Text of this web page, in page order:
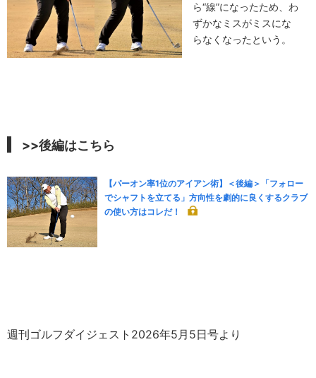
ら“線”になったため、わ
ずかなミスがミスにな
らなくなったという。
>>後編はこちら
【パーオン率1位のアイアン術】＜後編＞「フォロー
でシャフトを立てる」方向性を劇的に良くするクラブ
の使い方はコレだ！
週刊ゴルフダイジェスト2026年5月5日号より